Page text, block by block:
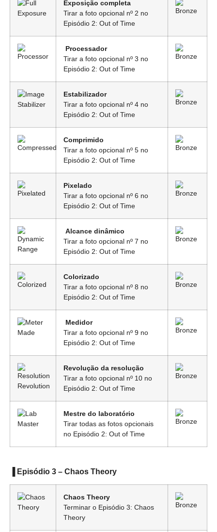
Exposição completa
Tirar a foto opcional nº 2 no
Episódio 2: Out of Time
Processador
Tirar a foto opcional nº 3 no
Episódio 2: Out of Time
Estabilizador
Tirar a foto opcional nº 4 no
Episódio 2: Out of Time
Comprimido
Tirar a foto opcional nº 5 no
Episódio 2: Out of Time
Pixelado
Tirar a foto opcional nº 6 no
Episódio 2: Out of Time
Alcance dinâmico
Tirar a foto opcional nº 7 no
Episódio 2: Out of Time
Colorizado
Tirar a foto opcional nº 8 no
Episódio 2: Out of Time
Medidor
Tirar a foto opcional nº 9 no
Episódio 2: Out of Time
Revolução da resolução
Tirar a foto opcional nº 10 no
Episódio 2: Out of Time
Mestre do laboratório
Tirar todas as fotos opcionais
no Episódio 2: Out of Time
▐ Episódio 3 – Chaos Theory
Chaos Theory
Terminar o Episódio 3: Chaos
Theory